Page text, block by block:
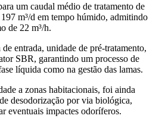
um caudal médio de tratamento de
m³/d em tempo húmido, admitindo
de 22 m³/h.
entrada, unidade de pré-tratamento,
SBR, garantindo um processo de
líquida como na gestão das lamas.
a zonas habitacionais, foi ainda
desodorização por via biológica,
eventuais impactes odoríferos.